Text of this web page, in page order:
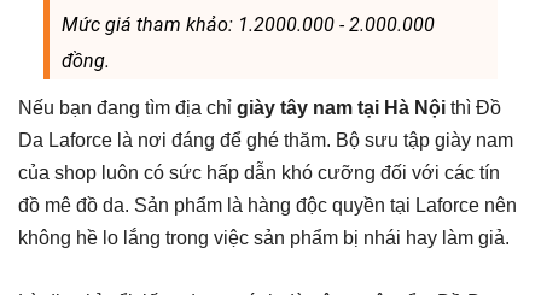
Mức giá tham khảo: 1.2000.000 - 2.000.000
đồng.
Nếu bạn đang tìm địa chỉ giày tây nam tại Hà Nội thì Đồ
Da Laforce là nơi đáng để ghé thăm. Bộ sưu tập giày nam
của shop luôn có sức hấp dẫn khó cưỡng đối với các tín
đồ mê đồ da. Sản phẩm là hàng độc quyền tại Laforce nên
không hề lo lắng trong việc sản phẩm bị nhái hay làm giả.